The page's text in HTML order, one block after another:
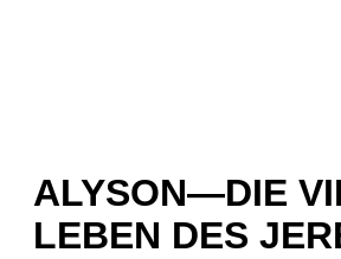
ALYSON—DIE
LEBEN DES